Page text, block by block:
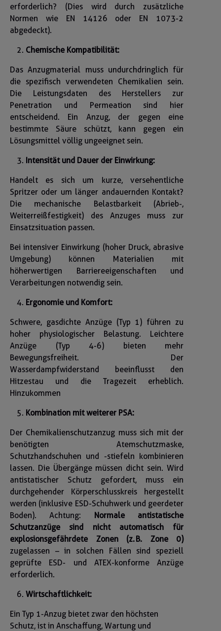
erforderlich? (Dies wird durch zusätzliche
Normen wie EN 14126 oder EN 1073-2
abgedeckt).
Chemische Kompatibilität:
Das Anzugmaterial muss undurchdringlich für
die spezifisch verwendeten Chemikalien sein.
Die Leistungsdaten des Herstellers zur
Penetration und Permeation sind hier
entscheidend. Ein Anzug, der gegen eine
bestimmte Säure schützt, kann gegen ein
Lösungsmittel völlig ungeeignet sein.
Intensität und Dauer der Einwirkung:
Handelt es sich um kurze, versehentliche
Spritzer oder um länger andauernden Kontakt?
Die mechanische Belastbarkeit (Abrieb-,
Weiterreißfestigkeit) des Anzuges muss zur
Einsatzsituation passen.
Bei intensiver Einwirkung (hoher Druck, abrasive
Umgebung) können Materialien mit
höherwertigen Barriereeigenschaften und
Verarbeitungen notwendig sein.
Ergonomie und Komfort:
Schwere, gasdichte Anzüge (Typ 1) führen zu
hoher physiologischer Belastung. Leichtere
Anzüge (Typ 4-6) bieten mehr
Bewegungsfreiheit. Der
Wasserdampfwiderstand beeinflusst den
Hitzestau und die Tragezeit erheblich.
Hinzukommen
Kombination mit weiterer PSA:
Der Chemikalienschutzanzug muss sich mit der
benötigten Atemschutzmaske,
Schutzhandschuhen und -stiefeln kombinieren
lassen. Die Übergänge müssen dicht sein. Wird
antistatischer Schutz gefordert, muss ein
durchgehender Körperschlusskreis hergestellt
werden (inklusive ESD-Schuhwerk und geerdeter
Boden). Achtung: Normale antistatische
Schutzanzüge sind nicht automatisch für
explosionsgefährdete Zonen (z. B. Zone 0)
zugelassen – in solchen Fällen sind speziell
geprüfte ESD- und ATEX-konforme Anzüge
erforderlich.
Wirtschaftlichkeit:
Ein Typ 1-Anzug bietet zwar den höchsten
Schutz, ist in Anschaffung, Wartung und